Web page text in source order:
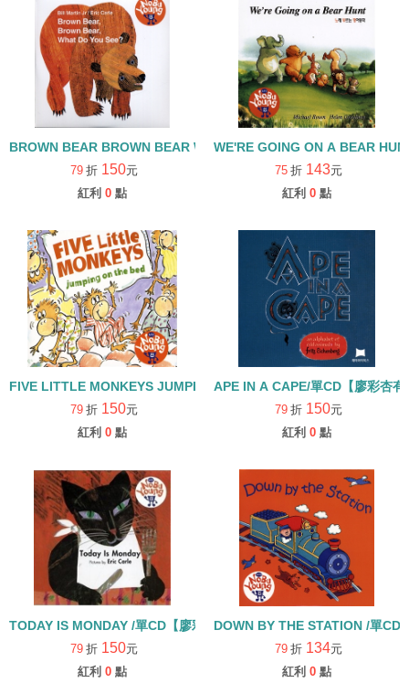
BROWN BEAR BROWN BEAR
79 折 150元
紅利 0 點
WE'RE GOING ON A BEAR
75 折 143元
紅利 0 點
FIVE LITTLE MONKEYS JUMPING ON THE BED /單CD【廖彩杏有
79 折 150元
紅利 0 點
APE IN A CAPE/單CD【廖彩杏有
79 折 150元
紅利 0 點
TODAY IS MONDAY /單CD【廖彩杏有聲書單】【李貞慧文法力】【
79 折 150元
紅利 0 點
DOWN BY THE STATION /單CD
79 折 134元
紅利 0 點